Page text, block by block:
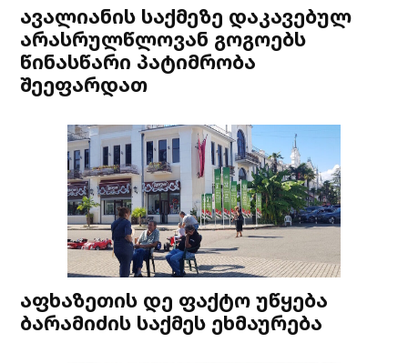
ავალიანის საქმეზე დაკავებულ
არასრულწლოვან გოგოებს
წინასწარი პატიმრობა
შეეფარდათ
აფხაზეთის დე ფაქტო უწყება
ბარამიძის საქმეს ეხმაურება